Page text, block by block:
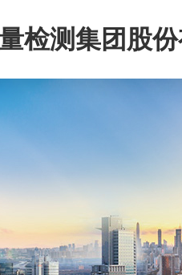
检测集团股